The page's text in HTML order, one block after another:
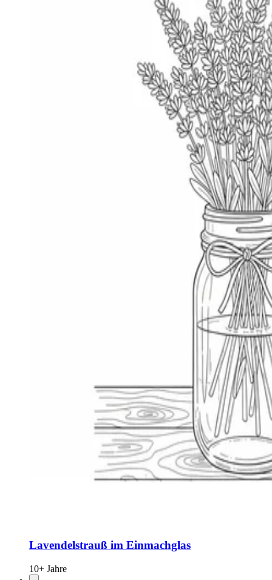
Lavendelstrauß im Einmachglas
10+ Jahre